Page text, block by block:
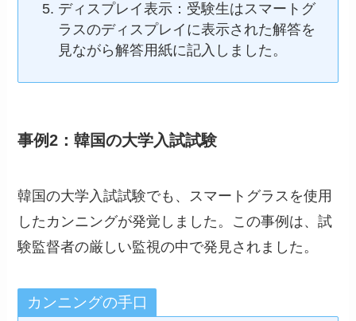
ディスプレイ表示：受験生はスマートグ
ラスのディスプレイに表示された解答を
見ながら解答用紙に記入しました。
事例2：韓国の大学入試試験
韓国の大学入試試験でも、スマートグラスを使用
したカンニングが発覚しました。この事例は、試
験監督者の厳しい監視の中で発見されました。
カンニングの手口